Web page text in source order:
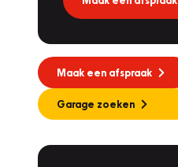
Maak een afspraak
Garage zoeken